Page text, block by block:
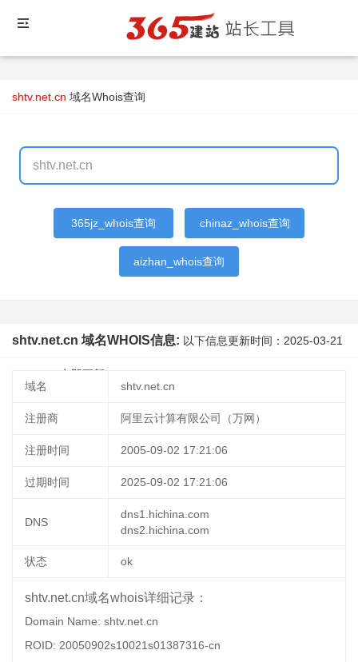
shtv.net.cn 域名Whois查询
365jz_whois查询 chinaz_whois查询
aizhan_whois查询
shtv.net.cn 域名WHOIS信息: 以下信息更新时间： 2025-03-21
立即更新
域名
shtv.net.cn
注册商 阿里云计算有限公司（万网）
注册时间 2005-09-02 17:21:06
过期时间 2025-09-02 17:21:06
DNS
dns1.hichina.com
dns2.hichina.com
状态 ok
shtv.net.cn域名whois详细记录：
Domain Name: shtv.net.cn
ROID: 20050902s10021s01387316-cn